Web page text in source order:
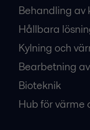
Behandling
Hållbara
Kylning och
Bearbetning
Bioteknik
Hub för värme